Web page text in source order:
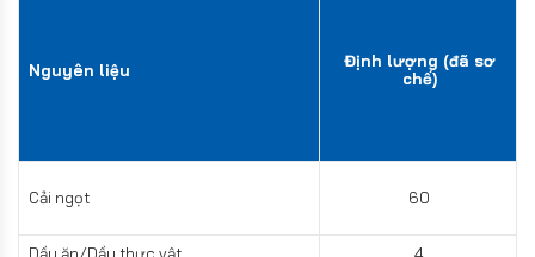
Nguyên liệu
Định lượng (đã sơ
chế)
Cải ngọt 60